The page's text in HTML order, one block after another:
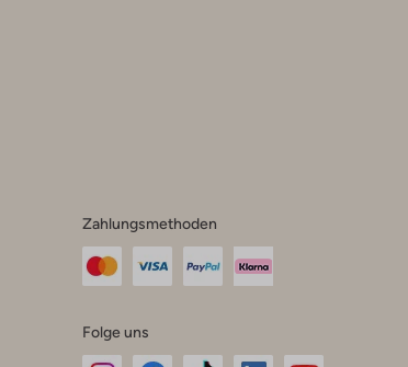
Zahlungsmethoden
Folge uns